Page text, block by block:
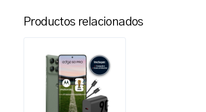
Productos relacionados